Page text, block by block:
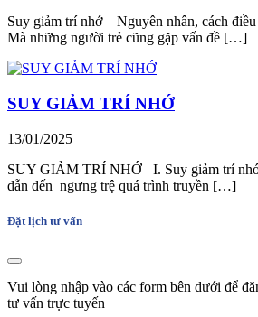
Suy giảm trí nhớ – Nguyên nhân, cách
Mà những người trẻ cũng gặp vấn đề […]
SUY GIẢM TRÍ NHỚ
13/01/2025
SUY GIẢM TRÍ NHỚ I. Suy giảm trí nhớ
dẫn đến ngưng trệ quá trình truyền […]
Đặt lịch tư vấn
Vui lòng nhập vào các form bên dưới để
tư vấn trực tuyến